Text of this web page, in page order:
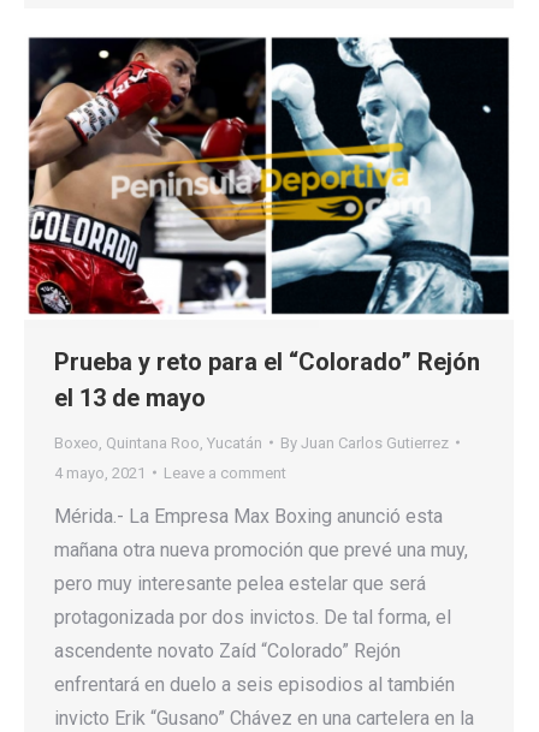
Prueba y reto para el “Colorado” Rejón
el 13 de mayo
Boxeo Quintana Roo Yucatán By Juan Carlos Gutierrez
4 mayo, 2021
Leave a comment
Mérida.- La Empresa Max Boxing anunció esta
mañana otra nueva promoción que prevé una muy,
pero muy interesante pelea estelar que será
protagonizada por dos invictos. De tal forma, el
ascendente novato Zaíd “Colorado” Rejón
enfrentará en duelo a seis episodios al también
invicto Erik “Gusano” Chávez en una cartelera en la